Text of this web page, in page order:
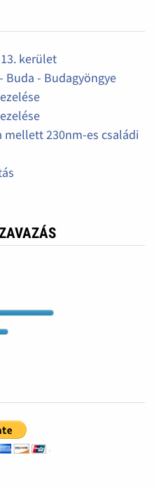
kerület
Buda - Budagyöngye
mellett 230nm-es családi